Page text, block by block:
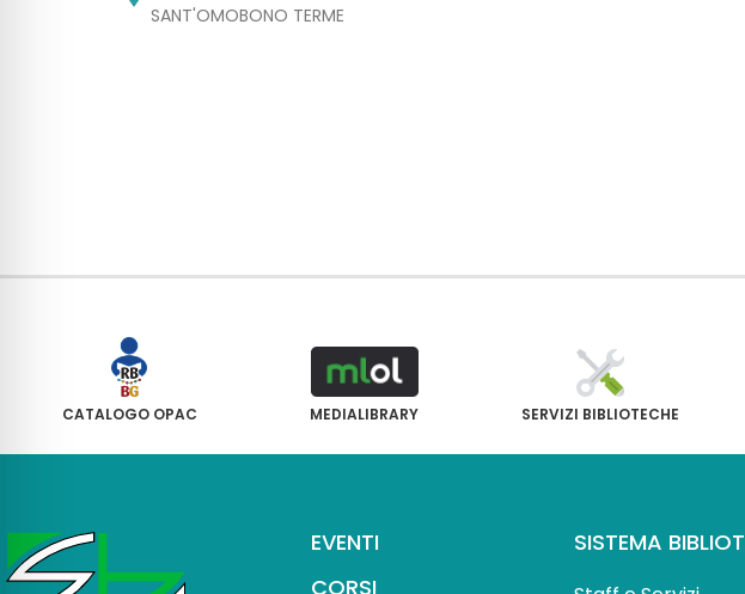
SANT'OMOBONO TERME
CATALOGO OPAC MEDIALIBRARY SERVIZI BIBLIOTECHE
EVENTI
CORSI
SISTEMA